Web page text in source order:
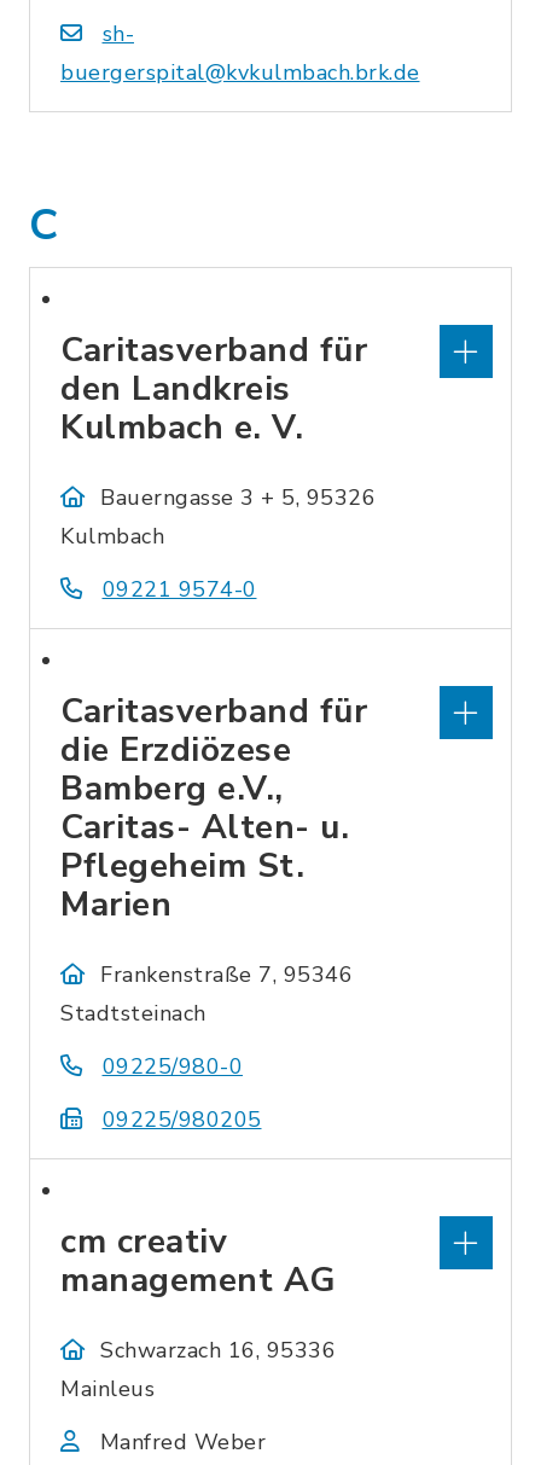
sh-
buergerspital@kvkulmbach.brk.de
C
Caritasverband für
den Landkreis
Kulmbach e. V.
Bauerngasse 3 + 5, 95326
Kulmbach
09221 9574-0
Caritasverband für
die Erzdiözese
Bamberg e.V.,
Caritas- Alten- u.
Pflegeheim St.
Marien
Frankenstraße 7, 95346
Stadtsteinach
09225/980-0
09225/980205
cm creativ
management AG
Schwarzach 16, 95336
Mainleus
Manfred Weber